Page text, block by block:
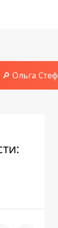
🔎 Ольга